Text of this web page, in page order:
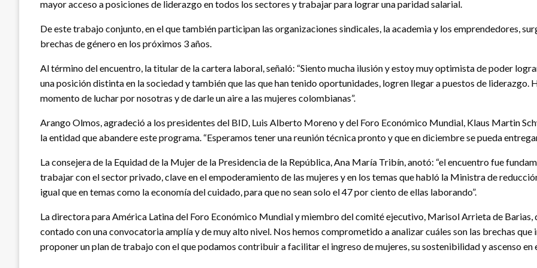
mayor acceso a posiciones de liderazgo en todos los sectores y trabajar para lograr una paridad salarial.
De este trabajo conjunto, en el que también participan las organizaciones sindicales, la academia y los emprendedores,
brechas de género en los próximos 3 años.
Al término del encuentro, la titular de la cartera laboral, señaló: “Siento mucha ilusión y estoy muy optimista de poder
una posición distinta en la sociedad y también que las que han tenido oportunidades, logren llegar a puestos de liderazgo.
momento de luchar por nosotras y de darle un aire a las mujeres colombianas”.
Arango Olmos, agradeció a los presidentes del BID, Luis Alberto Moreno y del Foro Económico Mundial, Klaus Martin
la entidad que abandere este programa. “Esperamos tener una reunión técnica pronto y que en diciembre se pueda
La consejera de la Equidad de la Mujer de la Presidencia de la República, Ana María Tribín, anotó: “el encuentro fue
trabajar con el sector privado, clave en el empoderamiento de las mujeres y en los temas que habló la Ministra de
igual que en temas como la economía del cuidado, para que no sean solo el 47 por ciento de ellas laborando”.
La directora para América Latina del Foro Económico Mundial y miembro del comité ejecutivo, Marisol Arrieta de
contado con una convocatoria amplía y de muy alto nivel. Nos hemos comprometido a analizar cuáles son las brechas
proponer un plan de trabajo con el que podamos contribuir a facilitar el ingreso de mujeres, su sostenibilidad y ascenso en